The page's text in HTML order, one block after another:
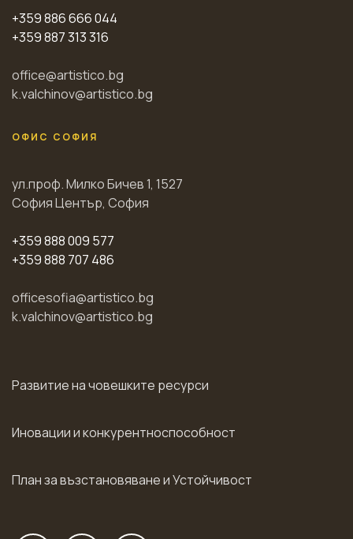
+359 886 666 044
+359 887 313 316
office@artistico.bg
k.valchinov@artistico.bg
ОФИС СОФИЯ
ул.проф. Милко Бичев 1, 1527
София Център, София
+359 888 009 577
+359 888 707 486
officesofia@artistico.bg
k.valchinov@artistico.bg
Развитие на човешките ресурси
Иновации и конкурентноспособност
План за възстановяване и Устойчивост